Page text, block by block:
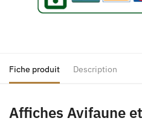
Fiche produit Description
Affiches Avifaune